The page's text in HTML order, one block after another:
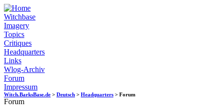
Witchbase
Imagery
Topics
Critiques
Headquarters
Links
Wlog-Archiv
Forum
Impressum
Witch.BarksBase.de > Deutsch > Headquarters > Forum
Forum